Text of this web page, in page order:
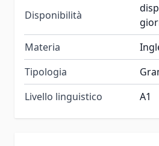
Disponibilità
Materia
Tipologia
Livello linguistico
A1